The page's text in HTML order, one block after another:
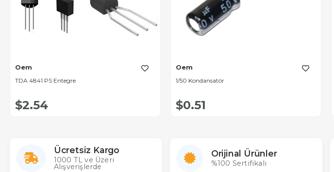
Oem
TDA 4841 PS Entegre
$2.54
Oem
1/50 Kondansatör
$0.51
Ücretsiz Kargo
1000 TL ve Üzeri
Alışverişlerde
Orijinal Ürünler
%100 Sertifikalı